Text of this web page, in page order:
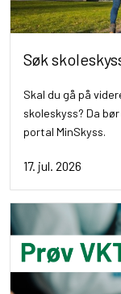
Søk
Skal du gå på
skoleskyss? Da
portal MinSkyss.
17. jul. 2026